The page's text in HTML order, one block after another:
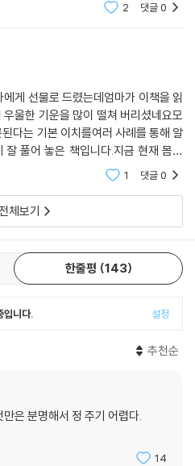
2 댓글0
게 선물로 드렸는데엄마가 이책을 읽
울한 기운을 많이 떨쳐 버리셨네요모
다는 기본 이치를여러 사례를 통해 알
풀어 놓은 책입니다.지금 현재 몸과
솟게하는 책 같네요항상 본인에게 긍
1 댓글0
체보기
한줄평 143
입니다. 설정
추천순
은 분명해서 정 주기 어렵다.
14